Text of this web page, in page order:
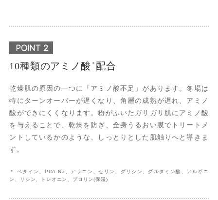
10種類のアミノ酸 ＊ 配合
乾燥肌の原因の一つに「アミノ酸不足」があります。冬場は
特にターンオーバーが遅くなり、角層の成熟が遅れ、アミノ
酸ができにくくなります。粉がふいたガサガサ肌にアミノ酸
を与えることで、乾燥を防ぎ、全身うるおい膜でトリートメ
ントしているかのような、しっとりとした肌触りへと導きま
す。
＊ ベタイン、PCA-Na、アラニン、セリン、グリシン、グルタミン酸、アルギニ
ン、リシン、トレオニン、プロリン(保湿)